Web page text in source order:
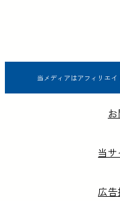
当メディアはアフィリエ
当
広